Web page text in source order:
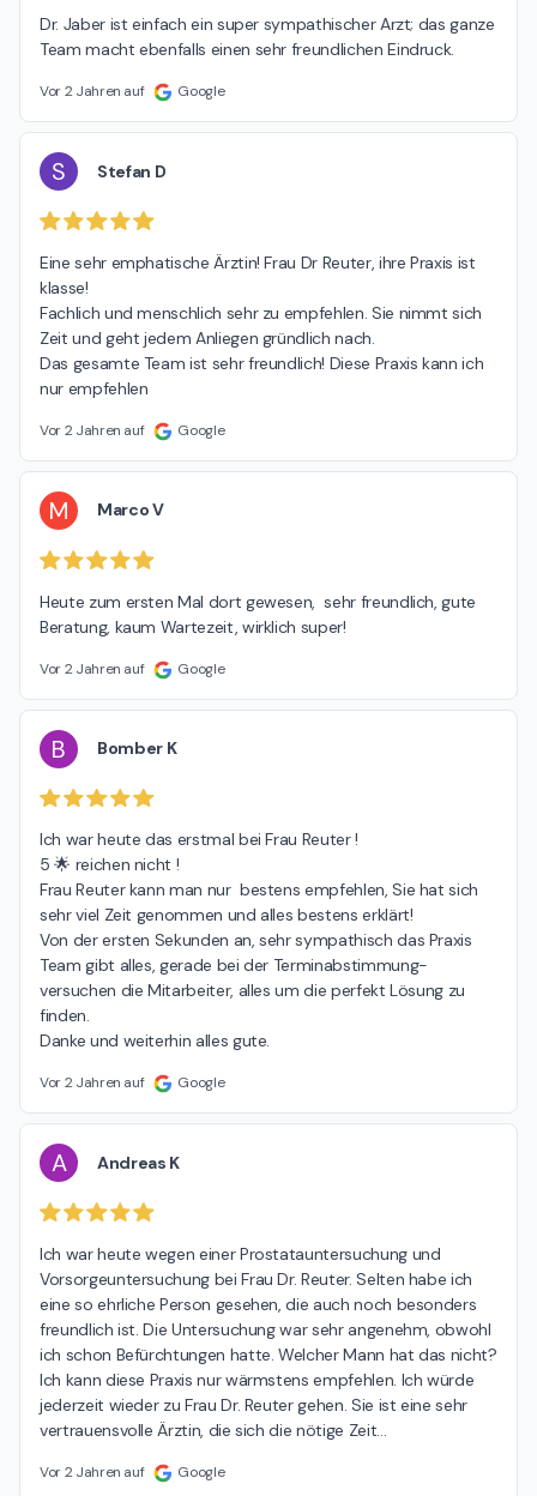
Dr. Jaber ist einfach ein super sympathischer Arzt; das ganze
Team macht ebenfalls einen sehr freundlichen Eindruck.
Vor 2 Jahren auf Google
S Stefan D
Eine sehr emphatische Ärztin! Frau Dr Reuter, ihre Praxis ist
klasse!
Fachlich und menschlich sehr zu empfehlen. Sie nimmt sich
Zeit und geht jedem Anliegen gründlich nach.
Das gesamte Team ist sehr freundlich! Diese Praxis kann ich
nur empfehlen
Vor 2 Jahren auf Google
M Marco V
Heute zum ersten Mal dort gewesen,  sehr freundlich, gute
Beratung, kaum Wartezeit, wirklich super!
Vor 2 Jahren auf Google
B Bomber K
Ich war heute das erstmal bei Frau Reuter !
5 🌟 reichen nicht !
Frau Reuter kann man nur  bestens empfehlen, Sie hat sich
sehr viel Zeit genommen und alles bestens erklärt!
Von der ersten Sekunden an, sehr sympathisch das Praxis
Team gibt alles, gerade bei der Terminabstimmung-
versuchen die Mitarbeiter, alles um die perfekt Lösung zu
finden.
Danke und weiterhin alles gute.
Vor 2 Jahren auf Google
A Andreas K
Ich war heute wegen einer Prostatauntersuchung und
Vorsorgeuntersuchung bei Frau Dr. Reuter. Selten habe ich
eine so ehrliche Person gesehen, die auch noch besonders
freundlich ist. Die Untersuchung war sehr angenehm, obwohl
ich schon Befürchtungen hatte. Welcher Mann hat das nicht?
Ich kann diese Praxis nur wärmstens empfehlen. Ich würde
jederzeit wieder zu Frau Dr. Reuter gehen. Sie ist eine sehr
vertrauensvolle Ärztin, die sich die nötige Zeit…
Vor 2 Jahren auf Google